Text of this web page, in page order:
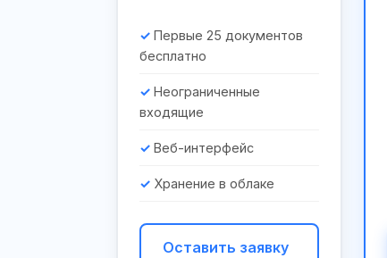
Первые 25 документов
бесплатно
Неограниченные
входящие
Веб-интерфейс
Хранение в облаке
Оставить заявку